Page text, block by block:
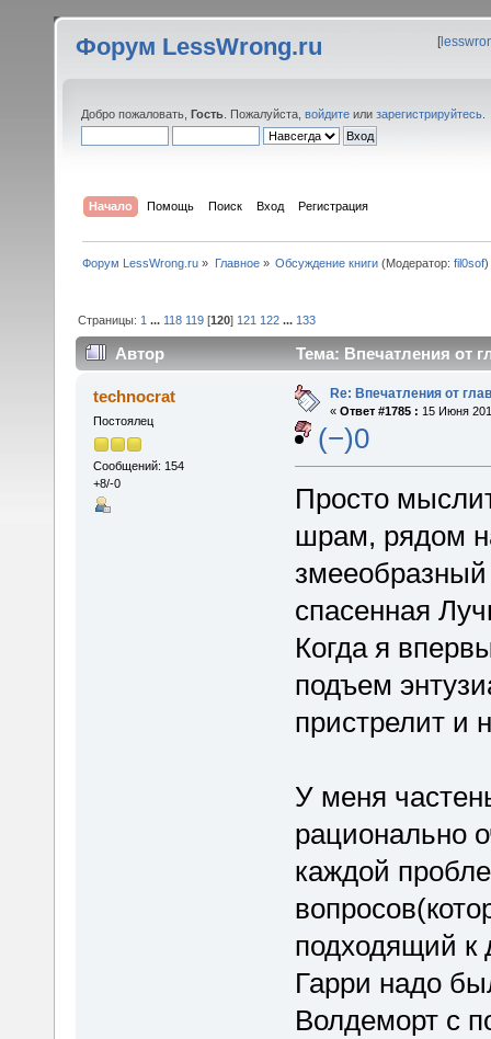
Форум LessWrong.ru [
Добро пожаловать, Гость . Пожалуйста, войдите или зарегистрируйтесь
Начало Помощь Поиск Вход Регистрация
Форум LessWrong.ru » Главное» Обсуждение книги(Модератор: fil0sof)
Страницы: 1 ... 118 119 [120] 121 122 ... 133
Автор Тема: Впечатления от
technocrat
Постоялец
Сообщений: 154
+8/-0
Re: Впечатления от
« Ответ #1785 : 15 Июня
(−)0
Просто
шрам, рядом
спасенная
Когда я
подъем
пристрелит и
У меня
рационально
каждой
подходящий к
Гарри надо
Волдеморт с